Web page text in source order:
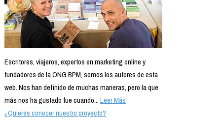
Escritores, viajeros, expertos en marketing online y
fundadores de la ONG BPM, somos los autores de esta
web. Nos han definido de muchas maneras, pero la que
más nos ha gustado fue cuando...Leer Más
¿Quieres conocer nuestro proyecto?